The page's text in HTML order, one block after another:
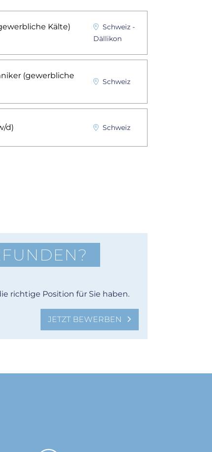
Kälte)
Schweiz -
Dällikon
(gewerbliche
Schweiz
d) Schweiz
richtige Position für Sie haben.
JETZT BEWERBEN